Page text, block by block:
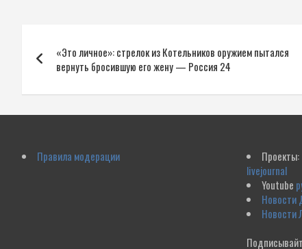
по
записям
«Это личное»: стрелок из Котельников оружием пытался
вернуть бросившую его жену — Россия 24
Правила модерации
Проекты:
livejournal
Youtube
Новости
Новости